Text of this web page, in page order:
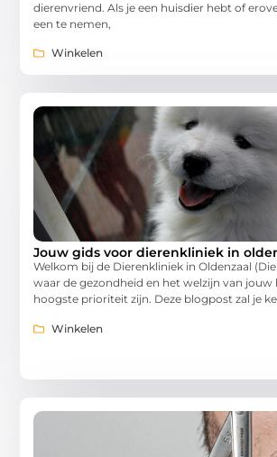
dierenvriend. Als je een huisdier hebt of
een te nemen,
Winkelen
Jouw gids voor dierenkliniek in
Welkom bij de Dierenkliniek in Oldenzaal
waar de gezondheid en het welzijn van jouw
hoogste prioriteit zijn. Deze blogpost zal je
Winkelen